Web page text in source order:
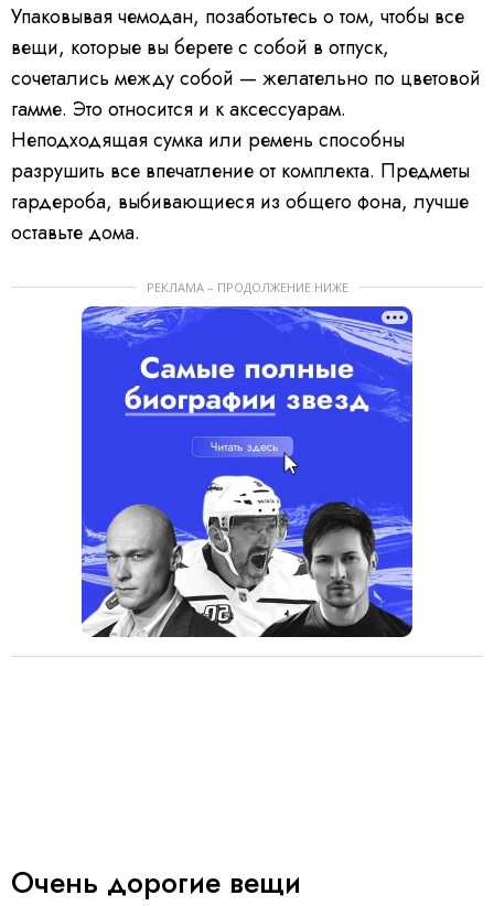
Упаковывая чемодан, позаботьтесь о том, чтобы все
вещи, которые вы берете с собой в отпуск,
сочетались между собой — желательно по цветовой
гамме. Это относится и к аксессуарам.
Неподходящая сумка или ремень способны
разрушить все впечатление от комплекта. Предметы
гардероба, выбивающиеся из общего фона, лучше
оставьте дома.
РЕКЛАМА – ПРОДОЛЖЕНИЕ НИЖЕ
Очень дорогие вещи